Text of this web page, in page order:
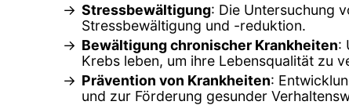
Stressbewältigung: Die Untersuchung
Stressbewältigung und -reduktion.
Bewältigung chronischer Krankheiten:
Krebs leben, um ihre Lebensqualität zu
Prävention von Krankheiten:
und zur Förderung gesunder